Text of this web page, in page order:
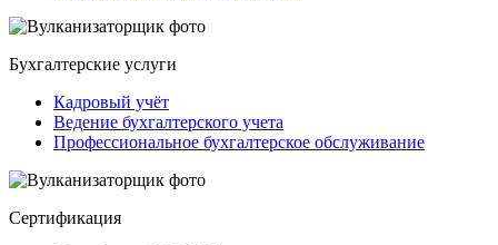
Бухгалтерские услуги
Кадровый учёт
Ведение бухгалтерского учета
Профессиональное бухгалтерское обслуживание
Сертификация